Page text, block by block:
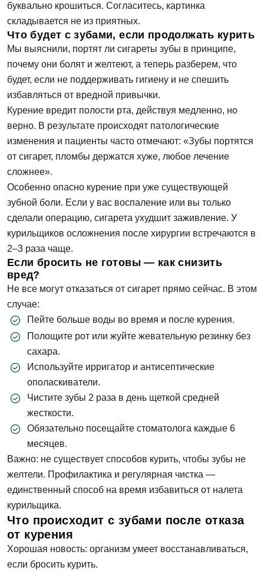
буквально крошиться. Согласитесь, картинка
складывается не из приятных.
Что будет с зубами, если продолжать курить
Мы выяснили, портят ли сигареты зубы в принципе,
почему они болят и желтеют, а теперь разберем, что
будет, если не поддерживать гигиену и не спешить
избавляться от вредной привычки.
Курение вредит полости рта, действуя медленно, но
верно. В результате происходят патологические
изменения и пациенты часто отмечают: «Зубы портятся
от сигарет, пломбы держатся хуже, любое лечение
сложнее».
Особенно опасно курение при уже существующей
зубной боли. Если у вас воспаление или вы только
сделали операцию, сигарета ухудшит заживление. У
курильщиков осложнения после хирургии встречаются в
2–3 раза чаще.
Если бросить не готовы — как снизить
вред?
Не все могут отказаться от сигарет прямо сейчас. В этом
случае:
Пейте больше воды во время и после курения.
Полощите рот или жуйте жевательную резинку без
сахара.
Используйте ирригатор и антисептические
ополаскиватели.
Чистите зубы 2 раза в день щеткой средней
жесткости.
Обязательно посещайте стоматолога каждые 6
месяцев.
Важно: не существует способов курить, чтобы зубы не
желтели. Профилактика и регулярная чистка —
единственный способ на время избавиться от налета
курильщика.
Что происходит с зубами после отказа
от курения
Хорошая новость: организм умеет восстанавливаться,
если бросить курить.